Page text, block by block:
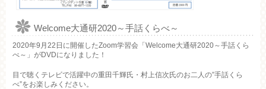
Welcome大通研2020～手話くらべ～
2020年9月22日に開催したZoom学習会「Welcome大通研2020～手話くら
べ～」がDVDになりました！
目で聴くテレビで活躍中の重田千輝氏・村上信次氏のお二人の”手話くら
べ”をお楽しみください。